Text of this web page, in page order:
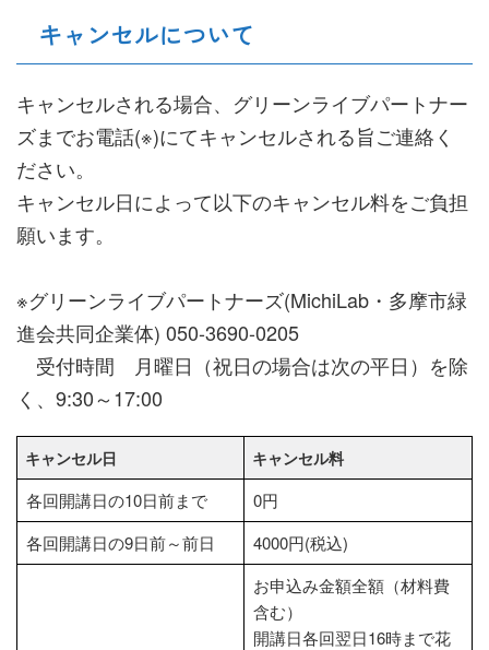
キャンセルについて
キャンセルされる場合、グリーンライブパートナー
ズまでお電話(※)にてキャンセルされる旨ご連絡く
ださい。
キャンセル日によって以下のキャンセル料をご負担
願います。
※グリーンライブパートナーズ(MichiLab・多摩市緑
進会共同企業体) 050-3690-0205
受付時間 月曜日（祝日の場合は次の平日）を除
く、9:30～17:00
キャンセル日 キャンセル料
各回開講日の10日前まで
0円
各回開講日の9日前～前日
4000円(税込)
お申込み金額全額（材料費
含む）
開講日各回翌日16時まで花